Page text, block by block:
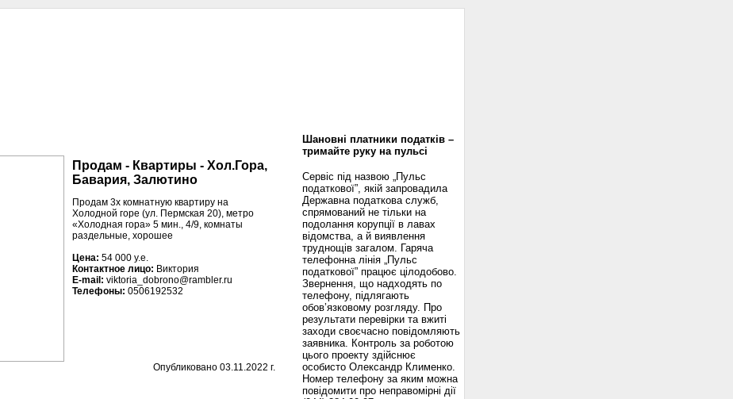
Продам - Квартиры - Хол.Гора,
Бавария, Залютино
Продам 3х комнатную квартиру на
Холодной горе (ул. Пермская 20), метро
«Холодная гора» 5 мин., 4/9, комнаты
раздельные, хорошее
Цена: 54 000 у.е.
Контактное лицо: Виктория
E-mail: viktoria_dobrono@rambler.ru
Телефоны: 0506192532
Опубликовано 03.11.2022 г.
Шановні платники податків –
тримайте руку на пульсі
Сервіс під назвою „Пульс
податкової”, якій запровадила
Державна податкова служб,
спрямований не тільки на
подолання корупції в лавах
відомства, а й виявлення
труднощів загалом. Гаряча
телефонна лінія „Пульс
податкової” працює цілодобово.
Звернення, що надходять по
телефону, підлягають
обов’язковому розгляду. Про
результати перевірки та вжиті
заходи своєчасно повідомляють
заявника. Контроль за роботою
цього проекту здійснює
особисто Олександр Клименко.
Номер телефону за яким можна
повідомити про неправомірні дії